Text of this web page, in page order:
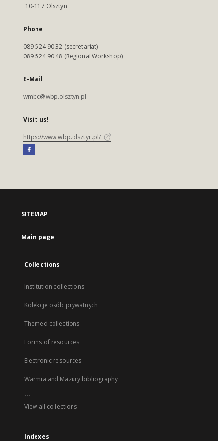
10-117 Olsztyn
Phone
089 524 90 32 (secretariat)
089 524 90 48 (Regional Workshop)
E-Mail
wmbc@wbp.olsztyn.pl
Visit us!
https://www.wbp.olsztyn.pl/
SITEMAP
Main page
Collections
Institution collections
Kolekcje osób prywatnych
Themed collections
Forms of resources
Electronic resources
Warmia and Mazury bibliography
...
View all collections
Indexes